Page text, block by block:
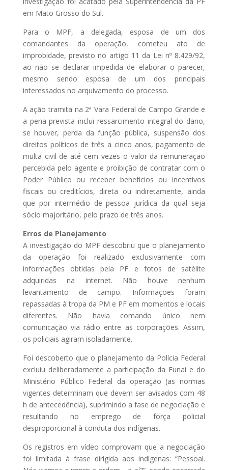
em Mato Grosso do Sul.
Para o MPF, a delegada, esposa de um dos
comandantes da operação, cometeu ato de
improbidade, previsto no artigo 11 da Lei nº 8.429/92,
ao não se declarar impedida de elaborar o parecer,
mesmo sendo esposa de um dos principais
interessados no arquivamento do processo.
A ação tramita na 2ª Vara Federal de Campo Grande e
a pena prevista inclui ressarcimento integral do dano,
se houver, perda da função pública, suspensão dos
direitos políticos de três a cinco anos, pagamento de
multa civil de até cem vezes o valor da remuneração
percebida pelo agente e proibição de contratar com o
Poder Público ou receber benefícios ou incentivos
fiscais ou creditícios, direta ou indiretamente, ainda
que por intermédio de pessoa jurídica da qual seja
sócio majoritário, pelo prazo de três anos.
Erros de Planejamento
A investigação do MPF descobriu que o planejamento
da operação foi realizado exclusivamente com
informações obtidas pela PF e fotos de satélite
adquiridas na internet. Não houve nenhum
levantamento de campo. Informações foram
repassadas à tropa da PM e PF em momentos e locais
diferentes. Não havia comando único nem
comunicação via rádio entre as corporações. Assim,
os policiais agiram isoladamente.
Foi descoberto que o planejamento da Polícia Federal
excluiu deliberadamente a participação da Funai e do
Ministério Público Federal da operação (as normas
vigentes determinam que devem ser avisados com 48
h de antecedência), suprimindo a fase de negociação e
resultando no emprego de força policial
desproporcional à conduta dos indígenas.
Os registros em vídeo comprovam que a negociação
foi limitada à frase dirigida aos indígenas: “Pessoal.